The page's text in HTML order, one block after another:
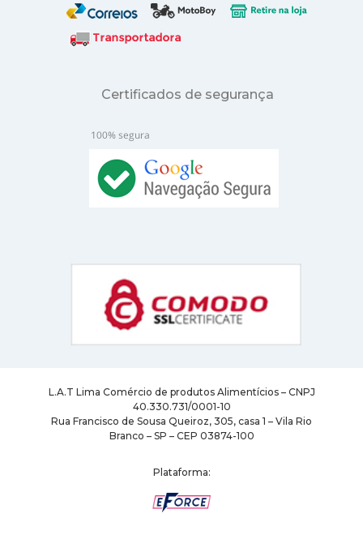
Certificados de segurança
L.A.T Lima Comércio de produtos Alimentícios – CNPJ
40.330.731/0001-10
Rua Francisco de Sousa Queiroz, 305, casa 1 – Vila Rio
Branco – SP – CEP 03874-100
Plataforma: